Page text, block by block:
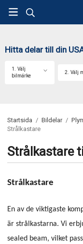
Hitta delar till din
1. Välj
bilmärke
2. Välj
Startsida / Bildelar /
Strålkastare
Strålkastare
Strålkastare
En av de viktigaste
är strålkastarna. Vi
sealed beam, vilket